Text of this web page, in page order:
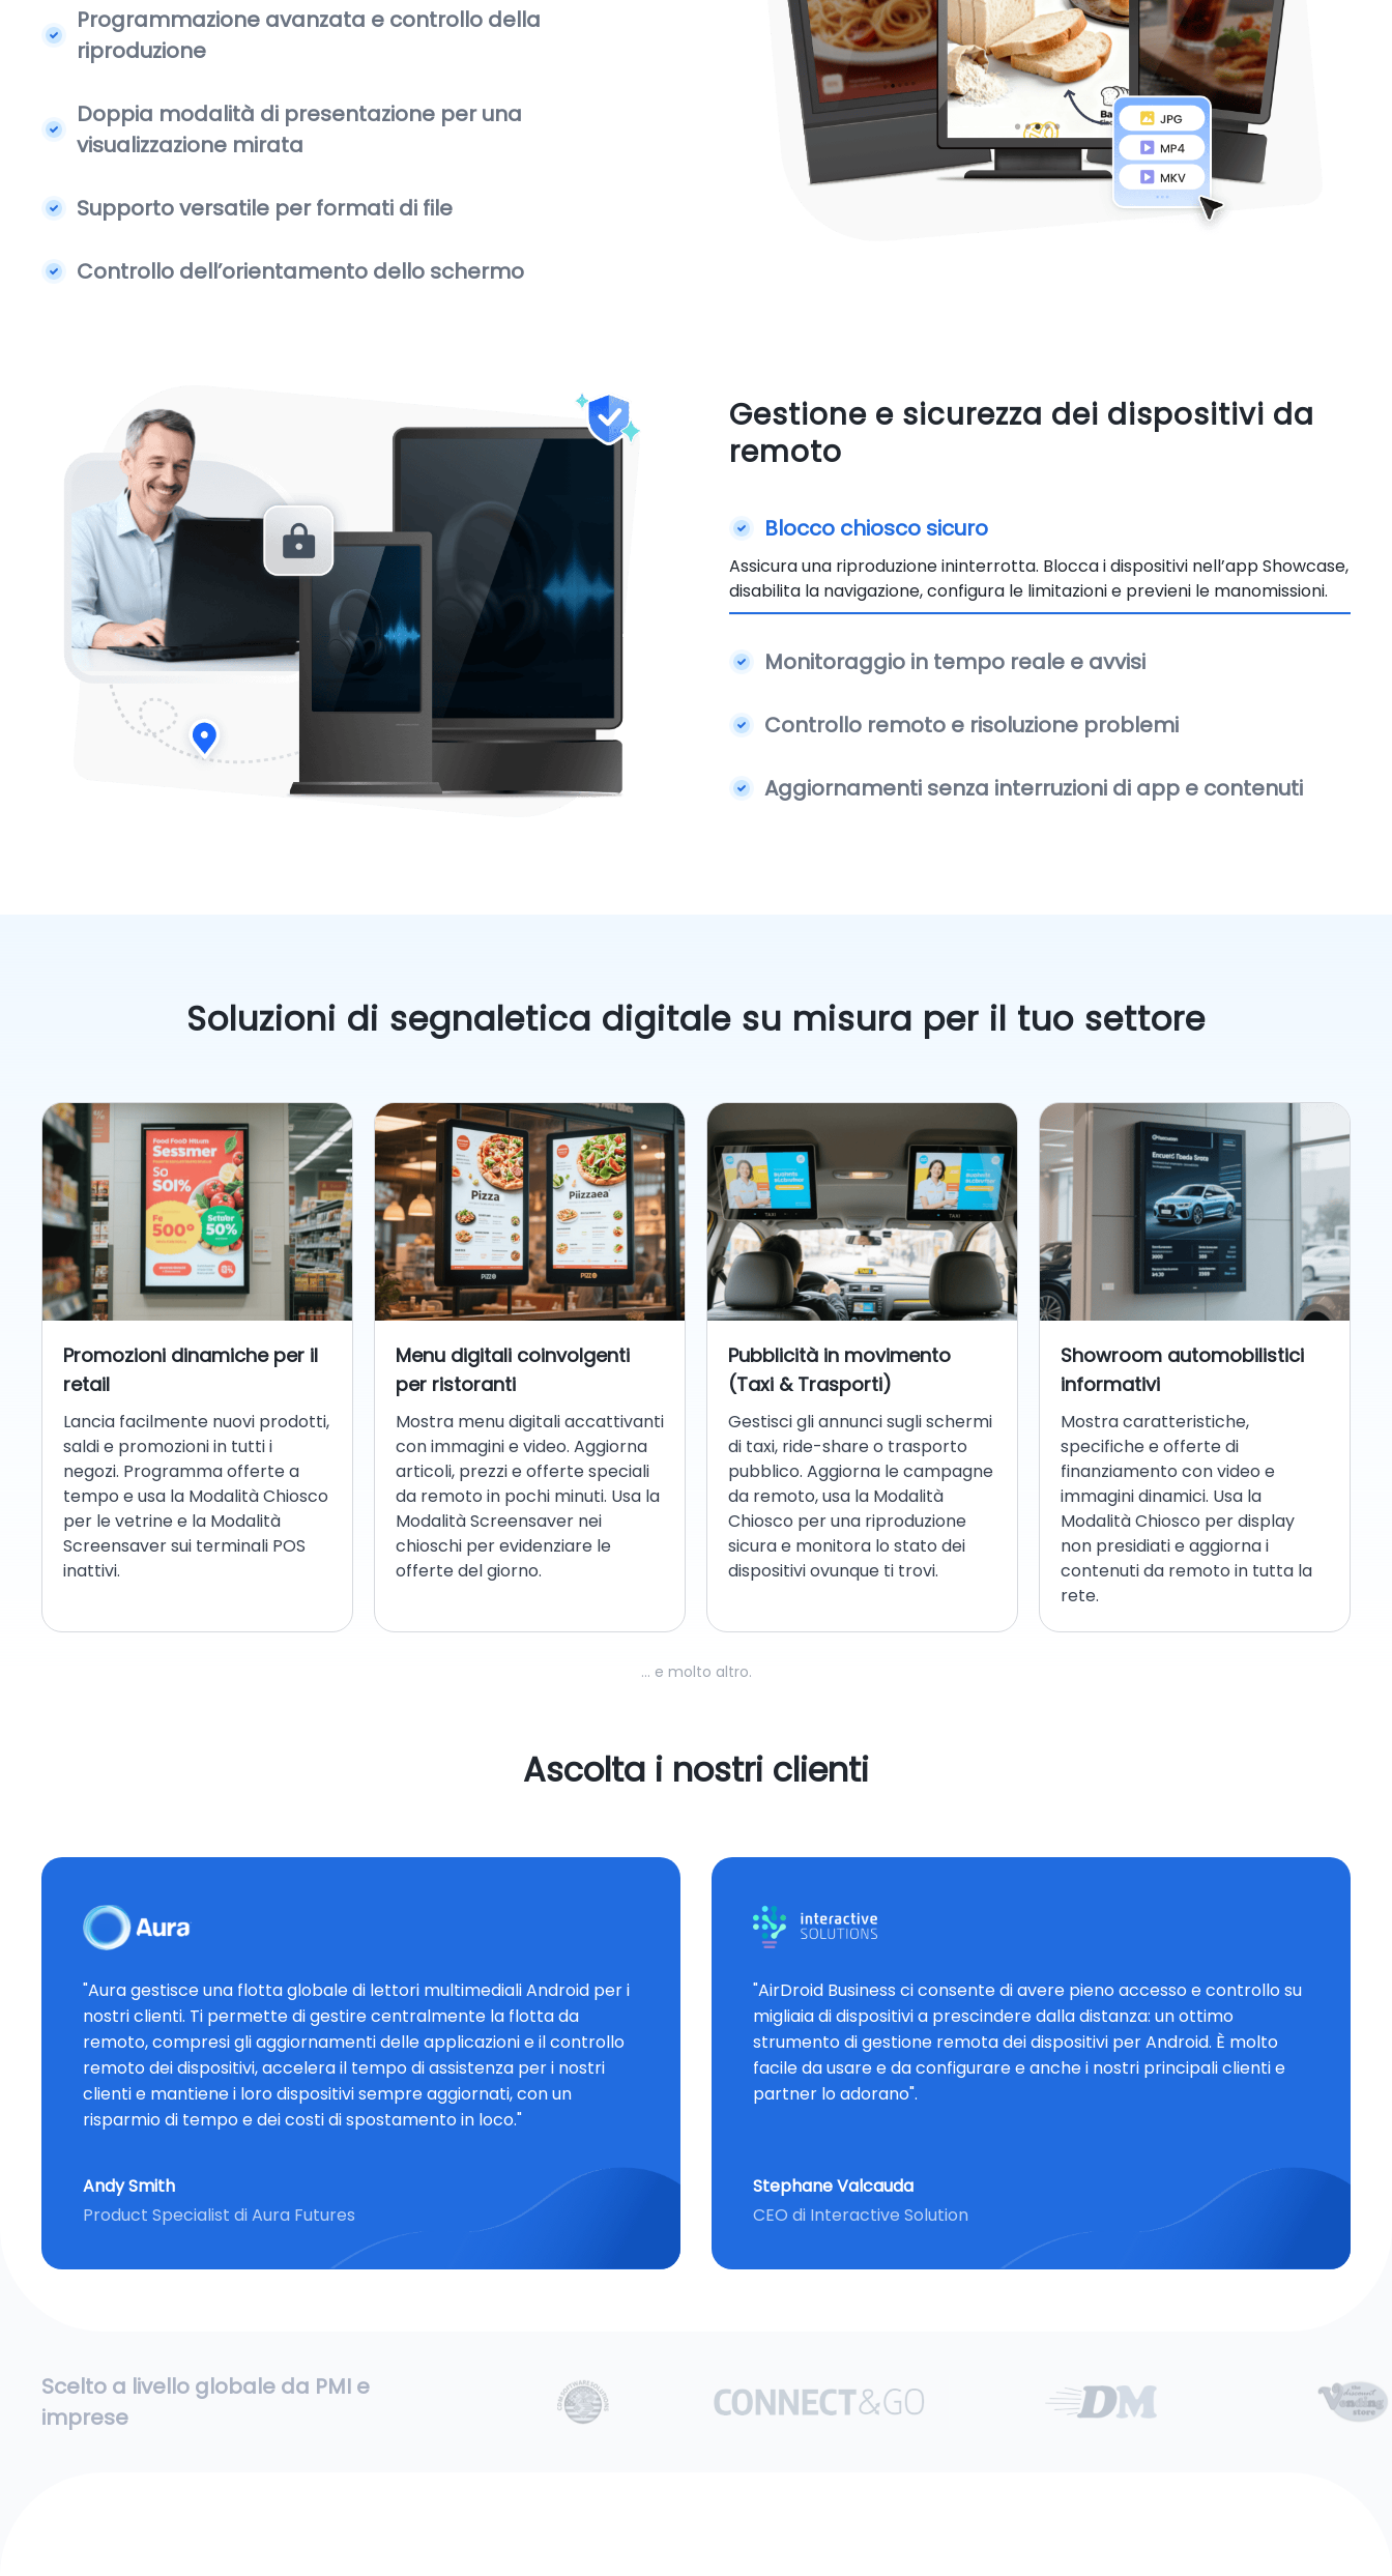
Programmazione avanzata e controllo della
riproduzione
Doppia modalità di presentazione per una
visualizzazione mirata
Supporto versatile per formati di file
Controllo dell’orientamento dello schermo
Gestione e sicurezza dei dispositivi da
remoto
Blocco chiosco sicuro
Assicura una riproduzione ininterrotta. Blocca i dispositivi nell’app Showcase,
disabilita la navigazione, configura le limitazioni e previeni le manomissioni.
Monitoraggio in tempo reale e avvisi
Controllo remoto e risoluzione problemi
Aggiornamenti senza interruzioni di app e contenuti
Soluzioni di segnaletica digitale su misura per il tuo settore
Promozioni dinamiche per il
retail
Lancia facilmente nuovi prodotti,
saldi e promozioni in tutti i
negozi. Programma offerte a
tempo e usa la Modalità Chiosco
per le vetrine e la Modalità
Screensaver sui terminali POS
inattivi.
Menu digitali coinvolgenti
per ristoranti
Mostra menu digitali accattivanti
con immagini e video. Aggiorna
articoli, prezzi e offerte speciali
da remoto in pochi minuti. Usa la
Modalità Screensaver nei
chioschi per evidenziare le
offerte del giorno.
Pubblicità in movimento
(Taxi & Trasporti)
Gestisci gli annunci sugli schermi
di taxi, ride-share o trasporto
pubblico. Aggiorna le campagne
da remoto, usa la Modalità
Chiosco per una riproduzione
sicura e monitora lo stato dei
dispositivi ovunque ti trovi.
Showroom automobilistici
informativi
Mostra caratteristiche,
specifiche e offerte di
finanziamento con video e
immagini dinamici. Usa la
Modalità Chiosco per display
non presidiati e aggiorna i
contenuti da remoto in tutta la
rete.
... e molto altro.
Ascolta i nostri clienti
"Aura gestisce una flotta globale di lettori multimediali Android per i
nostri clienti. Ti permette di gestire centralmente la flotta da
remoto, compresi gli aggiornamenti delle applicazioni e il controllo
remoto dei dispositivi, accelera il tempo di assistenza per i nostri
clienti e mantiene i loro dispositivi sempre aggiornati, con un
risparmio di tempo e dei costi di spostamento in loco."
Andy Smith
Product Specialist di Aura Futures
"AirDroid Business ci consente di avere pieno accesso e controllo su
migliaia di dispositivi a prescindere dalla distanza: un ottimo
strumento di gestione remota dei dispositivi per Android. È molto
facile da usare e da configurare e anche i nostri principali clienti e
partner lo adorano".
Stephane Valcauda
CEO di Interactive Solution
Scelto a livello globale da PMI e
imprese